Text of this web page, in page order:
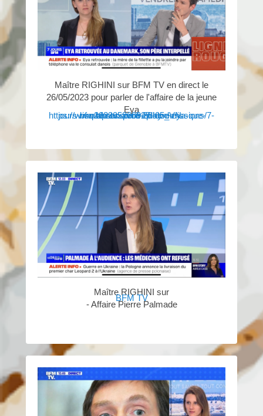
Maître RIGHINI sur BFM TV en direct le
26/05/2023 pour parler de l'affaire de la jeune
Eya
https://www.bfmtv.com/replay-emissions/7-jours-bfm/apres-avoir-enleve-eya-que-risque-son-pere-26-05_VN-202305260927.html
Maître RIGHINI sur
BFM TV
- Affaire Pierre Palmade